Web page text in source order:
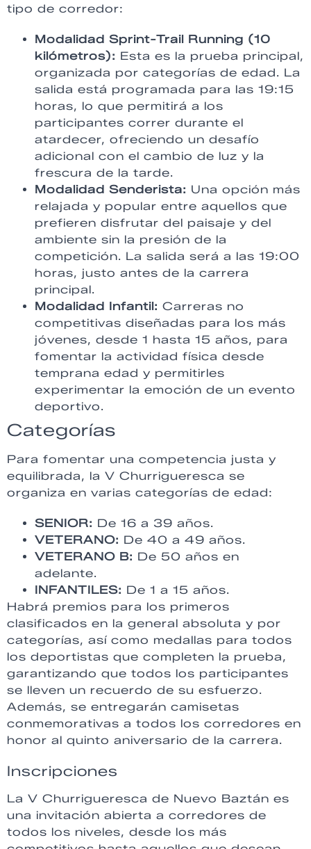
tipo de corredor:
Modalidad Sprint-Trail Running (10
kilómetros): Esta es la prueba principal,
organizada por categorías de edad. La
salida está programada para las 19:15
horas, lo que permitirá a los
participantes correr durante el
atardecer, ofreciendo un desafío
adicional con el cambio de luz y la
frescura de la tarde.
Modalidad Senderista: Una opción más
relajada y popular entre aquellos que
prefieren disfrutar del paisaje y del
ambiente sin la presión de la
competición. La salida será a las 19:00
horas, justo antes de la carrera
principal.
Modalidad Infantil: Carreras no
competitivas diseñadas para los más
jóvenes, desde 1 hasta 15 años, para
fomentar la actividad física desde
temprana edad y permitirles
experimentar la emoción de un evento
deportivo.
Categorías
Para fomentar una competencia justa y
equilibrada, la V Churrigueresca se
organiza en varias categorías de edad:
SENIOR: De 16 a 39 años.
VETERANO: De 40 a 49 años.
VETERANO B: De 50 años en
adelante.
INFANTILES: De 1 a 15 años.
Habrá premios para los primeros
clasificados en la general absoluta y por
categorías, así como medallas para todos
los deportistas que completen la prueba,
garantizando que todos los participantes
se lleven un recuerdo de su esfuerzo.
Además, se entregarán camisetas
conmemorativas a todos los corredores en
honor al quinto aniversario de la carrera.
Inscripciones
La V Churrigueresca de Nuevo Baztán es
una invitación abierta a corredores de
todos los niveles, desde los más